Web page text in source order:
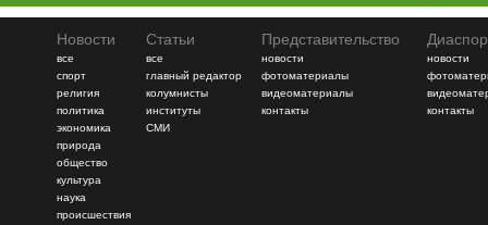
Новости
все
спорт
религия
политика
экономика
природа
общество
культура
наука
происшествия
Статьи
все
главный редактор
колумнисты
институты
СМИ
Представительство
новости
фотоматериалы
видеоматериалы
контакты
новости
контакты